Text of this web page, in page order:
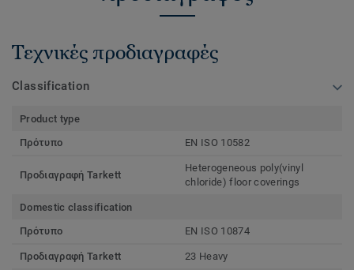
Τεχνικές προδιαγραφές
Classification
Product type
Πρότυπο
EN ISO 10582
Προδιαγραφή Tarkett
Heterogeneous poly(vinyl
chloride) floor coverings
Domestic classification
Πρότυπο
EN ISO 10874
Προδιαγραφή Tarkett 23 Heavy